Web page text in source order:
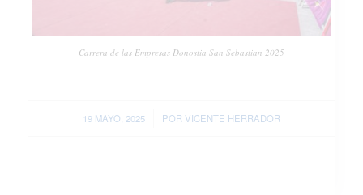
Carrera de las Empresas Donostia San Sebastian 2025
19 MAYO, 2025
/ POR VICENTE HERRADOR